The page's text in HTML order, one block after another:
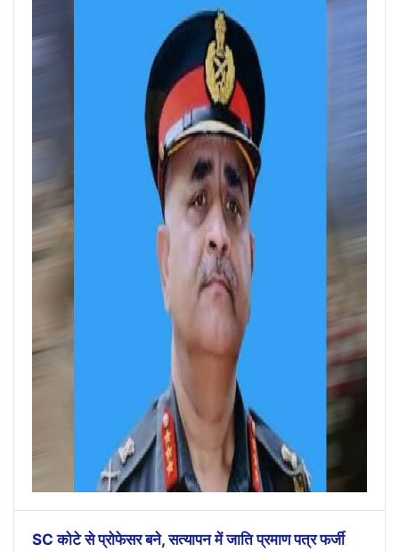
SC कोटे से प्रोफेसर बने, सत्यापन में जाति प्रमाण पत्र फर्जी